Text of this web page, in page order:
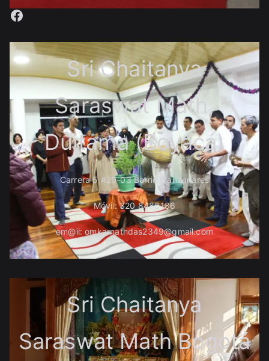
Facebook
Sri Chaitanya
Saraswat Math,
Duitama (Boyacá)
Carrera 5 #20-03 Barrio Manzanares
Móvil: 320 8486186
em@il: omkarnathdas2349@gmail.com
Sri Chaitanya
Saraswat Math Bogotá